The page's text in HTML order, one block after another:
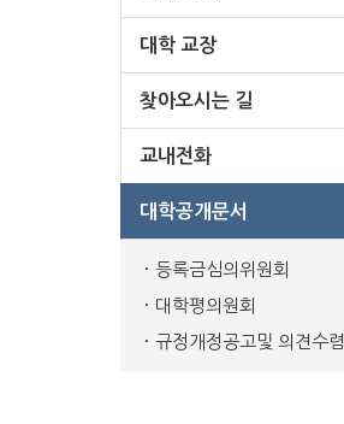
대학 교장
찾아오시는 길
교내전화
대학공개문서
등록금심의위원회
대학평의원회
규정개정공고및 의견수렴